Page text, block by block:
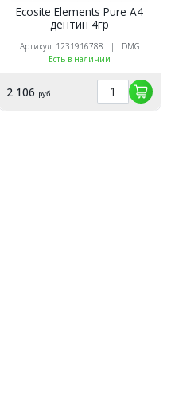
Ecosite Elements Pure A4
дентин 4гр
Артикул: 1231916788 | DMG
Есть в наличии
2 106 руб.